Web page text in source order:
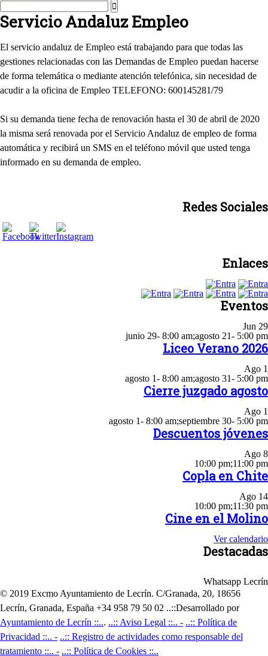
Servicio Andaluz Empleo
El servicio andaluz de Empleo está trabajando para que todas las
gestiones relacionadas con las Demandas de Empleo puedan hacerse
de forma telemática o mediante atención telefónica, sin necesidad de
acudir a la oficina de Empleo TELEFONO: 600145281/79
Si su demanda tiene fecha de renovación hasta el 30 de abril de 2020
la misma será renovada por el Servicio Andaluz de empleo de forma
automática y recibirá un SMS en el teléfono móvil que usted tenga
informado en su demanda de empleo.
Redes Sociales
Enlaces
Eventos
Jun 29
junio 29- 8:00 am;agosto 21- 5:00 pm
Liceo Verano 2026
Ago 1
agosto 1- 8:00 am;agosto 31- 5:00 pm
Cierre juzgado agosto
Ago 1
agosto 1- 8:00 am;septiembre 30- 5:00 pm
Descuentos jóvenes
Ago 8
10:00 pm;11:00 pm
Copla en Chite
Ago 14
10:00 pm;11:30 pm
Cine en el Molino
Ver calendario
Destacadas
Whatsapp Lecrín
© 2019 Excmo Ayuntamiento de Lecrín. C/Granada, 20, 18656
Lecrín, Granada, España +34 958 79 50 02 ..::Desarrollado por
Ayuntamiento de Lecrín ::... ..:: Aviso Legal ::.. - ..:: Política de
Privacidad ::.. - ..:: Registro de actividades como responsable del
tratamiento ::.. - ..:: Política de Cookies ::..